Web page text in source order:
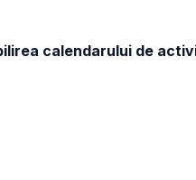
calendarului de